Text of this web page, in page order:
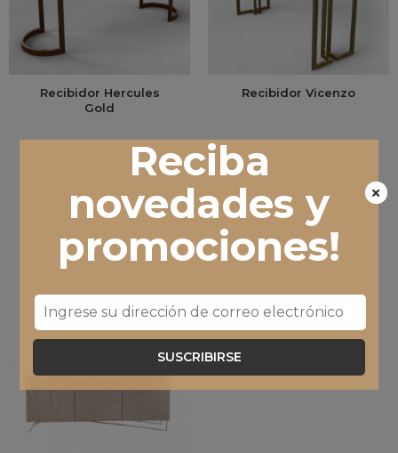
Reciba
novedades y
promociones!
SUSCRIBIRSE
Recibidor Hercules
Gold
Recibidor Vicenzo